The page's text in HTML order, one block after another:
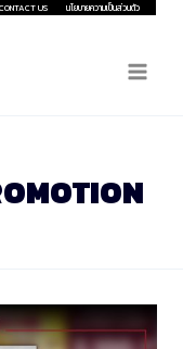
CONTACT US นโยบายความเป็นส่วนตัว